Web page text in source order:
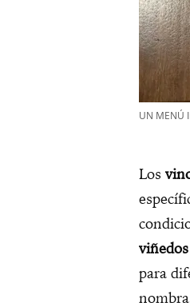
UN MENÚ
Los
viñedos
para